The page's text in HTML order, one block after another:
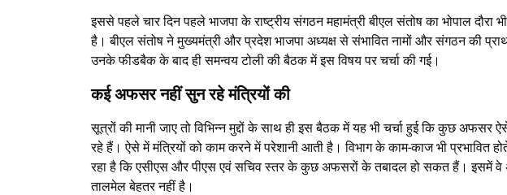
इससे पहले चार दिन पहले भाजपा के राष्ट्रीय संगठन महामंत्री बीएल संतोष का भोपाल दौरा
है। बीएल संतोष ने मुख्यमंत्री और प्रदेश भाजपा अध्यक्ष से संभावित नामों और संगठन की
उनके फीडबैक के बाद ही समन्वय टोली की बैठक में इस विषय पर चर्चा की गई।
कई अफसर नहीं सुन रहे मंत्रियों की
सूत्रों की मानी जाए तो विभिन्न मुद्दों के साथ ही इस बैठक में यह भी चर्चा हुई कि कुछ अफसर
रहे हैं। ऐसे में मंत्रियों को काम करने में परेशानी आती है। विभाग के काम-काज भी प्रभावित
रहा है कि एसीएस और पीएस एवं सचिव स्तर के कुछ अफसरों के तबादल हो सकत हैं। इसमें वे
तालमेल बेहतर नहीं है।